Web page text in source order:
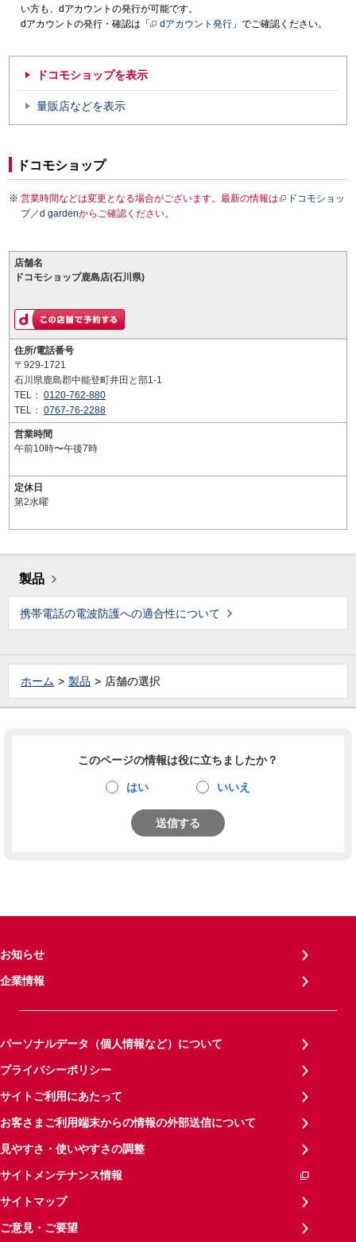
い方も、dアカウントの発行が可能です。
dアカウントの発行・確認は「
dアカウント発行 」でご確認ください。
ドコモショップを表示
量販店などを表示
ドコモショップ
営業時間などは変更となる場合がございます。最新の情報は
ドコモショッ
プ／d gardenからご確認ください。
店舗名
ドコモショップ鹿島店(石川県)
住所/電話番号
〒929-1721
石川県鹿島郡中能登町井田と部1-1
TEL： 0120-762-880
TEL： 0767-76-2288
営業時間
午前10時〜午後7時
定休日
第2水曜
製品
携帯電話の電波防護への適合性について
ホーム 製品 店舗の選択
このページの情報は役に立ちましたか？
はい いいえ
送信する
お知らせ
企業情報
パーソナルデータ（個人情報など）について
プライバシーポリシー
サイトご利用にあたって
お客さまご利用端末からの情報の外部送信について
見やすさ・使いやすさの調整
サイトメンテナンス情報
サイトマップ
ご意見・ご要望